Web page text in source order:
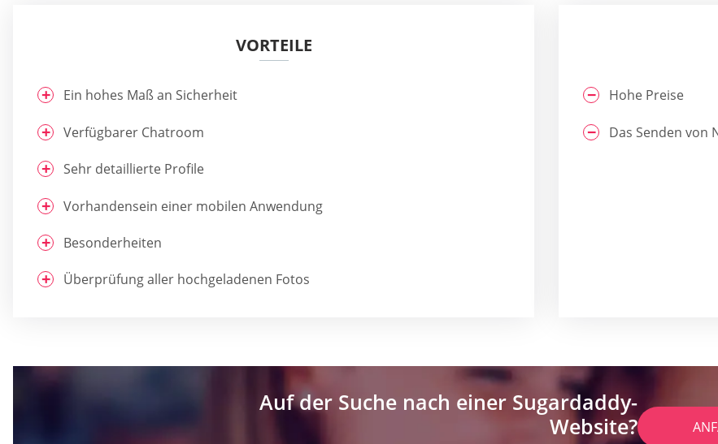
VORTEILE
Ein hohes Maß an Sicherheit
Verfügbarer Chatroom
Sehr detaillierte Profile
Vorhandensein einer mobilen Anwendung
Besonderheiten
Überprüfung aller hochgeladenen Fotos
Hohe Preise
Das Senden
Auf der Suche nach einer Sugardaddy-
Website?